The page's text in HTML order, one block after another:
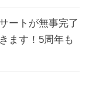
ートが無事完了
ます！5周年も